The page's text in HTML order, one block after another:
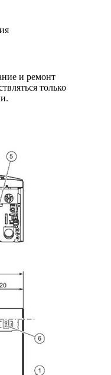
и ремонт
только